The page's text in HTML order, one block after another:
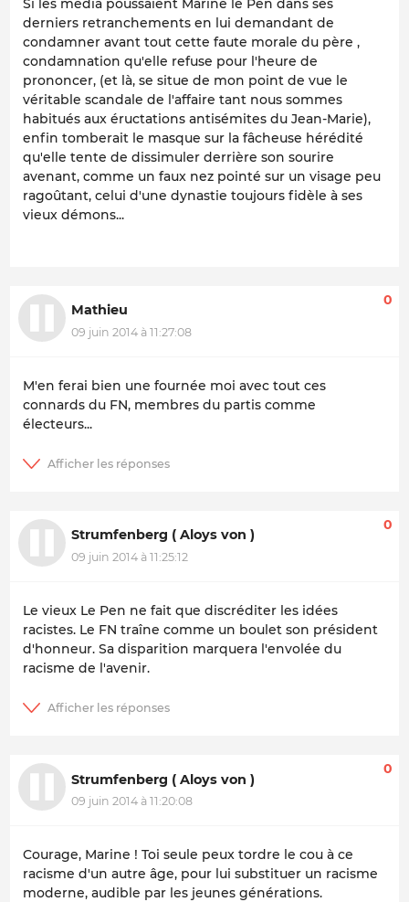
derniers retranchements en lui demandant de
condamner avant tout cette faute morale du père ,
condamnation qu'elle refuse pour l'heure de
prononcer, (et là, se situe de mon point de vue le
véritable scandale de l'affaire tant nous sommes
habitués aux éructations antisémites du Jean-Marie),
enfin tomberait le masque sur la fâcheuse hérédité
qu'elle tente de dissimuler derrière son sourire
avenant, comme un faux nez pointé sur un visage peu
ragoûtant, celui d'une dynastie toujours fidèle à ses
vieux démons...
Mathieu
09 juin 2014 à 11:27:08
0
M'en ferai bien une fournée moi avec tout ces
connards du FN, membres du partis comme
électeurs...
Strumfenberg ( Aloys von )
09 juin 2014 à 11:25:12
0
Le vieux Le Pen ne fait que discréditer les idées
racistes. Le FN traîne comme un boulet son président
d'honneur. Sa disparition marquera l'envolée du
racisme de l'avenir.
Strumfenberg ( Aloys von )
09 juin 2014 à 11:20:08
0
Courage, Marine ! Toi seule peux tordre le cou à ce
racisme d'un autre âge, pour lui substituer un racisme
moderne, audible par les jeunes générations.